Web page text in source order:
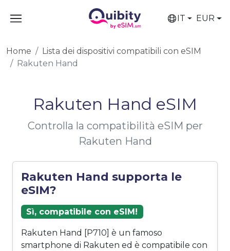
IT EUR
Home
Lista dei dispositivi compatibili con eSIM
Rakuten Hand
Rakuten Hand eSIM
Controlla la compatibilità eSIM per
Rakuten Hand
Rakuten Hand supporta le
eSIM?
Sì, compatibile con eSIM!
Rakuten Hand [P710] è un famoso
smartphone di Rakuten ed è compatibile con